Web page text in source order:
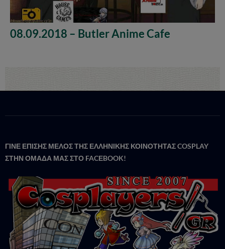
08.09.2018 – Butler Anime Cafe
ΓΙΝΕ ΕΠΙΣΗΣ ΜΕΛΟΣ ΤΗΣ ΕΛΛΗΝΙΚΗΣ ΚΟΙΝΟΤΗΤΑΣ COSPLAY
ΣΤΗΝ ΟΜΑΔΑ ΜΑΣ ΣΤΟ FACΕBOOK!